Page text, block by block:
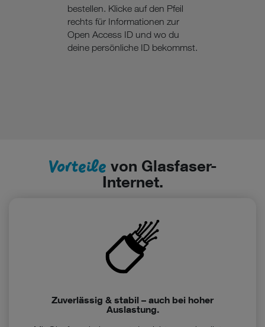
bestellen. Klicke auf den Pfeil
rechts für Informationen zur
Open Access ID und wo du
deine persönliche ID bekommst.
Vorteile von Glasfaser-
Internet.
Zuverlässig & stabil – auch bei hoher
Auslastung.